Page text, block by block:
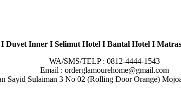
Duvet Inner I Selimut Hotel I Bantal Hotel I
WA/SMS/TELP : 0812-4444-1543
Email : orderglamourehome@gmail.com
Sayid Sulaiman 3 No 02 (Rolling Door Orange)